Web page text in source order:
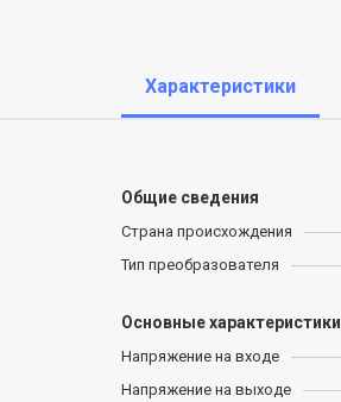
Характеристики
Общие сведения
Страна происхождения
Тип преобразователя
Основные характеристики
Напряжение на входе
Напряжение на выходе